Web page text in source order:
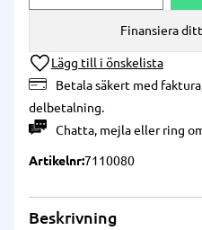
Lägg till i önskelista
Betala säkert med
delbetalning.
Chatta, mejlaellerring
Finansiera
Artikelnr7110080
Beskrivning